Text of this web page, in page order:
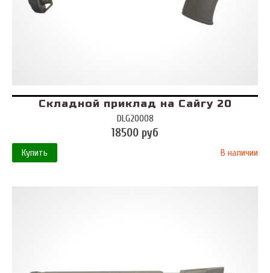
Складной приклад на Сайгу 20
DLG20008
18500 руб
Купить В наличии